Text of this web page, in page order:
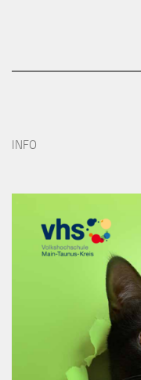
INFO